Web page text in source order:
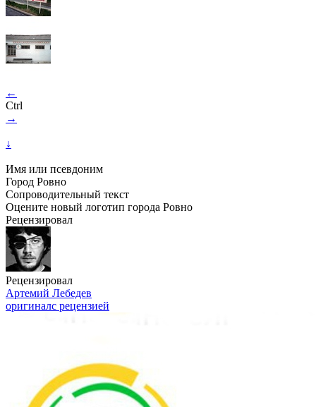
←
Ctrl
→
↓
Имя или псевдоним
Город Ровно
Сопроводительный текст
Оцените новый логотип города Ровно
Рецензировал
Рецензировал
Артемий Лебедев
оригиналс рецензией